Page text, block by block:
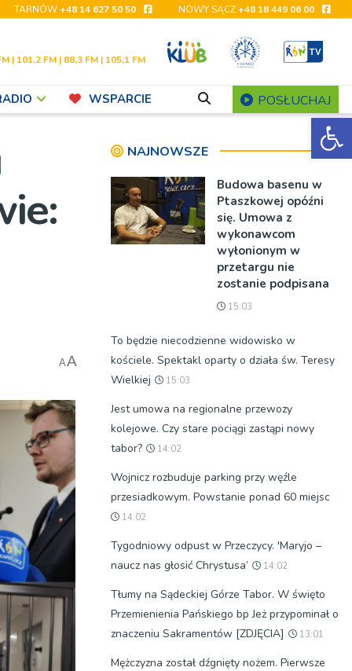
TARNÓW+48 14 627 50 50 NOWY SĄCZ+48 18 449 06 00
| 101,2 FM | 88,3 FM | 105,1 FM
WSPARCIE POSŁUCHAJ
AA
NAJNOWSZE
Budowa basenu w
Ptaszkowej opóźni
się. Umowa z
wykonawcom
wyłonionym w
przetargu nie
zostanie podpisana
15:03
To będzie niecodzienne widowisko w
kościele. Spektakl oparty o działa św. Teresy
Wielkiej
15:03
Jest umowa na regionalne przewozy
kolejowe. Czy stare pociągi zastąpi nowy
tabor?
14:02
Wojnicz rozbuduje parking przy węźle
przesiadkowym. Powstanie ponad 60 miejsc
14:02
Tygodniowy odpust w Przeczycy. 'Maryjo –
naucz nas głosić Chrystusa’
14:02
Tłumy na Sądeckiej Górze Tabor. W święto
Przemienienia Pańskiego bp Jeż przypominał o
znaczeniu Sakramentów [ZDJĘCIA]
13:01
Mężczyzna został dźgnięty nożem. Pierwsze